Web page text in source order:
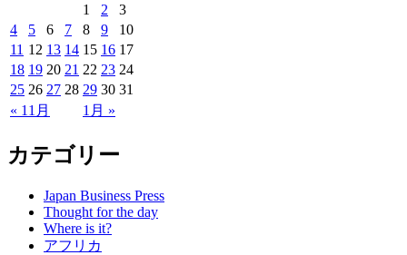
« 11月 1月 »
1 2
3
4
5 6 7 8 9
10
11 12 13 14 15 16 17
18 19 20 21 22 23 24
25 26 27 28 29 30 31
カテゴリー
Japan Business Press
Thought for the day
Where is it?
アフリカ